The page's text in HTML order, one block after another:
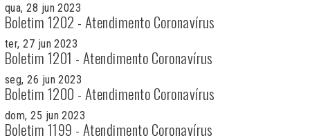
qua, 28 jun 2023
Boletim 1202 - Atendimento Coronavírus
ter, 27 jun 2023
Boletim 1201 - Atendimento Coronavírus
seg, 26 jun 2023
Boletim 1200 - Atendimento Coronavírus
dom, 25 jun 2023
Boletim 1199 - Atendimento Coronavírus